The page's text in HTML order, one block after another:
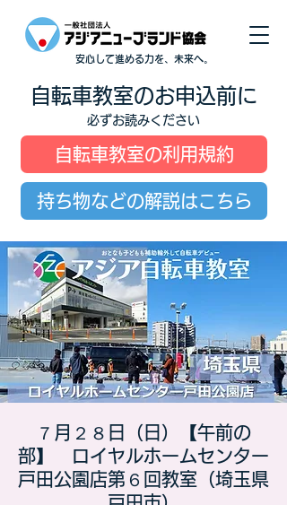
安心して進める力を、未来へ。
自転車教室のお申込前に
必ずお読みください
自転車教室の利用規約
持ち物などの解説はこちら
７月２８日（日）【午前の
部】 ロイヤルホームセンター
戸田公園店第６回教室（埼玉県